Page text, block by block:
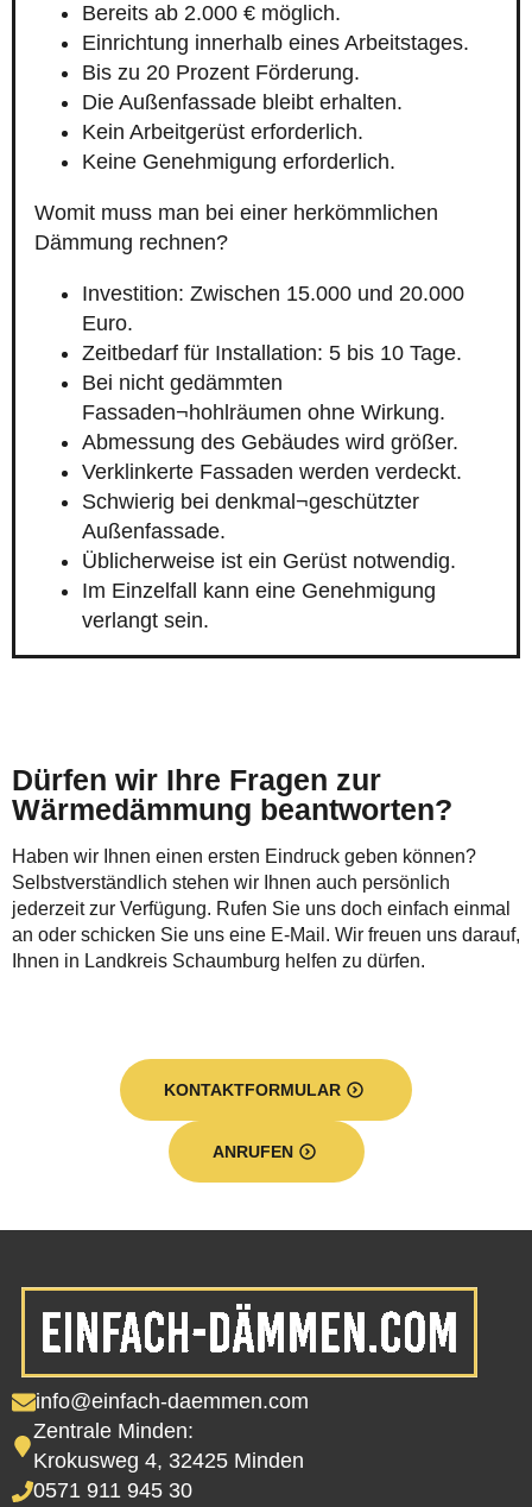
Bereits ab 2.000 € möglich.
Einrichtung innerhalb eines Arbeitstages.
Bis zu 20 Prozent Förderung.
Die Außenfassade bleibt erhalten.
Kein Arbeitgerüst erforderlich.
Keine Genehmigung erforderlich.
Womit muss man bei einer herkömmlichen
Dämmung rechnen?
Investition: Zwischen 15.000 und 20.000
Euro.
Zeitbedarf für Installation: 5 bis 10 Tage.
Bei nicht gedämmten
Fassaden¬hohlräumen ohne Wirkung.
Abmessung des Gebäudes wird größer.
Verklinkerte Fassaden werden verdeckt.
Schwierig bei denkmal¬geschützter
Außenfassade.
Üblicherweise ist ein Gerüst notwendig.
Im Einzelfall kann eine Genehmigung
verlangt sein.
Dürfen wir Ihre Fragen zur
Wärmedämmung beantworten?
Haben wir Ihnen einen ersten Eindruck geben können?
Selbstverständlich stehen wir Ihnen auch persönlich
jederzeit zur Verfügung. Rufen Sie uns doch einfach einmal
an oder schicken Sie uns eine E-Mail. Wir freuen uns darauf,
Ihnen in Landkreis Schaumburg helfen zu dürfen.
KONTAKTFORMULAR
ANRUFEN
info@einfach-daemmen.com
Zentrale Minden:
Krokusweg 4, 32425 Minden
0571 911 945 30